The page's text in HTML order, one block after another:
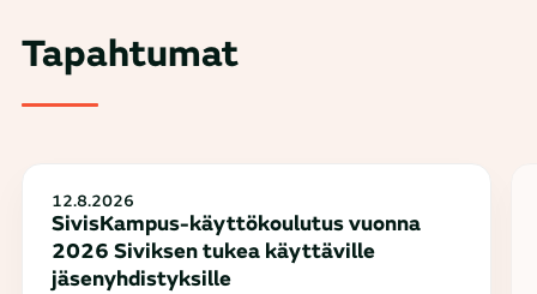
Tapahtumat
12.8.2026
SivisKampus-käyttökoulutus vuonna
2026 Siviksen tukea käyttäville
jäsenyhdistyksille